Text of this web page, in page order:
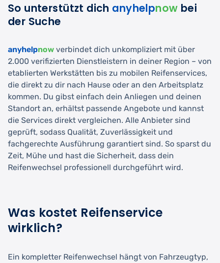
So unterstützt dich anyhelpnow bei
der Suche
anyhelpnow verbindet dich unkompliziert mit über
2.000 verifizierten Dienstleistern in deiner Region – von
etablierten Werkstätten bis zu mobilen Reifenservices,
die direkt zu dir nach Hause oder an den Arbeitsplatz
kommen. Du gibst einfach dein Anliegen und deinen
Standort an, erhältst passende Angebote und kannst
die Services direkt vergleichen. Alle Anbieter sind
geprüft, sodass Qualität, Zuverlässigkeit und
fachgerechte Ausführung garantiert sind. So sparst du
Zeit, Mühe und hast die Sicherheit, dass dein
Reifenwechsel professionell durchgeführt wird.
Was kostet Reifenservice
wirklich?
Ein kompletter Reifenwechsel hängt von Fahrzeugtyp,